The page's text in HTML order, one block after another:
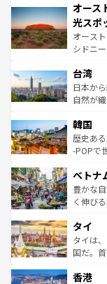
部のニ
文化が
しみな
るだろ
情報は
ワイ島
島だが
おすす
文化や
人々、
ク、伝
ってい
はコンテ
オース
光スポ
オース
シドニ
リアリ
ク）、
ど、見
いる。
ビング
い。オ
参照して
台湾
日本か
自然が
ン）、
と山間
驚きを
容にも
照して
韓国
歴史あ
-POPで
き、地
できる
まで、
リティ
覧を参
ベトナ
豊かな
く伸び
急速な
ーチミ
醸し出
とつ。
タイ
タイは
国だ。
の活気
香港